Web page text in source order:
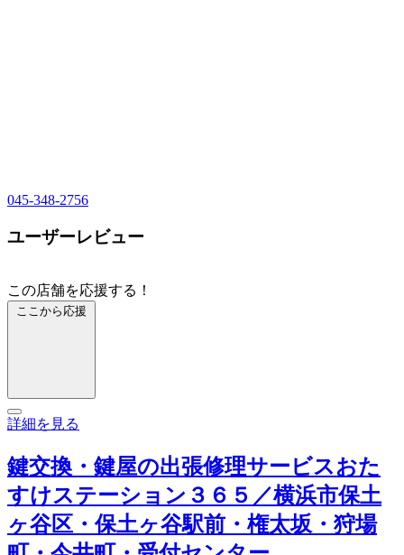
045-348-2756
ユーザーレビュー
この店舗を応援する！
ここから応援
詳細を見る
鍵交換・鍵屋の出張修理サービスおた
すけステーション３６５／横浜市保土
ヶ谷区・保土ヶ谷駅前・権太坂・狩場